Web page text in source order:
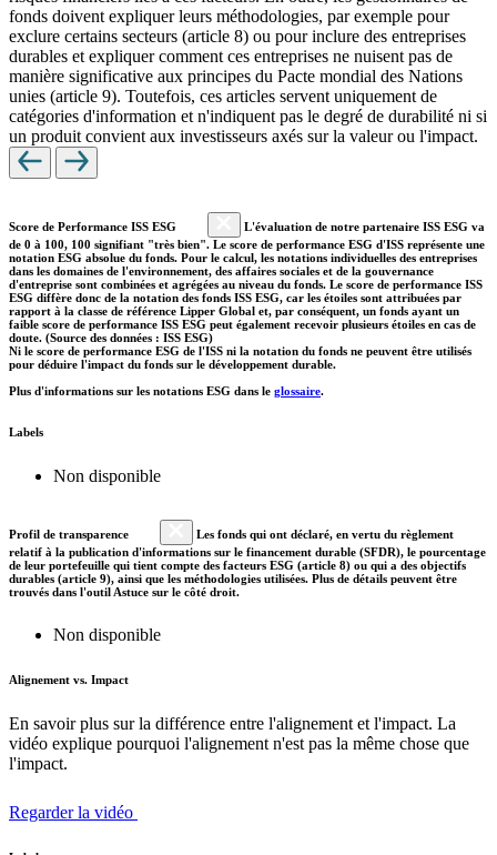
fonds doivent expliquer leurs méthodologies, par exemple pour
exclure certains secteurs (article 8) ou pour inclure des entreprises
durables et expliquer comment ces entreprises ne nuisent pas de
manière significative aux principes du Pacte mondial des Nations
unies (article 9). Toutefois, ces articles servent uniquement de
catégories d'information et n'indiquent pas le degré de durabilité ni si
un produit convient aux investisseurs axés sur la valeur ou l'impact.
Score de Performance ISS ESG
L'évaluation de notre partenaire ISS ESG va
de 0 à 100, 100 signifiant "très bien". Le score de performance ESG d'ISS représente une
notation ESG absolue du fonds. Pour le calcul, les notations individuelles des entreprises
dans les domaines de l'environnement, des affaires sociales et de la gouvernance
d'entreprise sont combinées et agrégées au niveau du fonds. Le score de performance ISS
ESG diffère donc de la notation des fonds ISS ESG, car les étoiles sont attribuées par
rapport à la classe de référence Lipper Global et, par conséquent, un fonds ayant un
faible score de performance ISS ESG peut également recevoir plusieurs étoiles en cas de
doute. (Source des données : ISS ESG)
Ni le score de performance ESG de l'ISS ni la notation du fonds ne peuvent être utilisés
pour déduire l'impact du fonds sur le développement durable.
Plus d'informations sur les notations ESG dans le glossaire.
Labels
Non disponible
Profil de transparence
Les fonds qui ont déclaré, en vertu du règlement
relatif à la publication d'informations sur le financement durable (SFDR), le pourcentage
de leur portefeuille qui tient compte des facteurs ESG (article 8) ou qui a des objectifs
durables (article 9), ainsi que les méthodologies utilisées. Plus de détails peuvent être
trouvés dans l'outil Astuce sur le côté droit.
Non disponible
Alignement vs. Impact
En savoir plus sur la différence entre l'alignement et l'impact. La
vidéo explique pourquoi l'alignement n'est pas la même chose que
l'impact.
Regarder la vidéo